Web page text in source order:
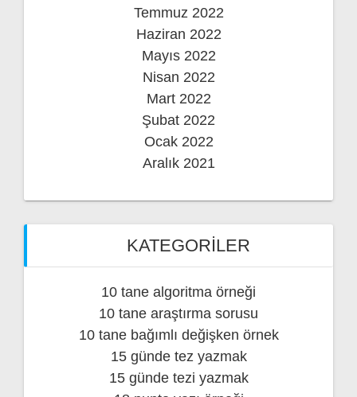
Temmuz 2022
Haziran 2022
Mayıs 2022
Nisan 2022
Mart 2022
Şubat 2022
Ocak 2022
Aralık 2021
KATEGORILER
10 tane algoritma örneği
10 tane araştırma sorusu
10 tane bağımlı değişken örnek
15 günde tez yazmak
15 günde tezi yazmak